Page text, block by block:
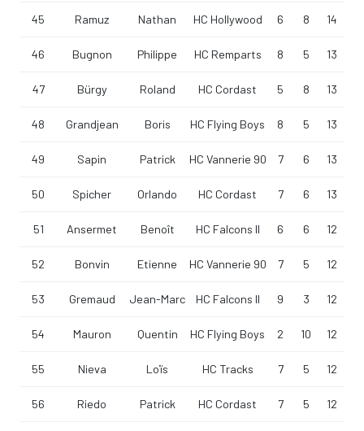
45 Ramuz Nathan HC Hollywood 6 8 14
46 Bugnon Philippe HC Remparts 8 5 13
47 Bürgy Roland HC Cordast 5 8 13
48 Grandjean Boris HC Flying Boys 8 5 13
49 Sapin Patrick HC Vannerie 90 7 6 13
50 Spicher Orlando HC Cordast 7 6 13
51 Ansermet Benoît HC Falcons II 6 6 12
52 Bonvin Etienne HC Vannerie 90 7 5 12
53 Gremaud Jean-Marc HC Falcons II 9 3 12
54 Mauron Quentin HC Flying Boys 2 10 12
55 Nieva Loïs HC Tracks 7 5 12
56 Riedo Patrick HC Cordast 7 5 12